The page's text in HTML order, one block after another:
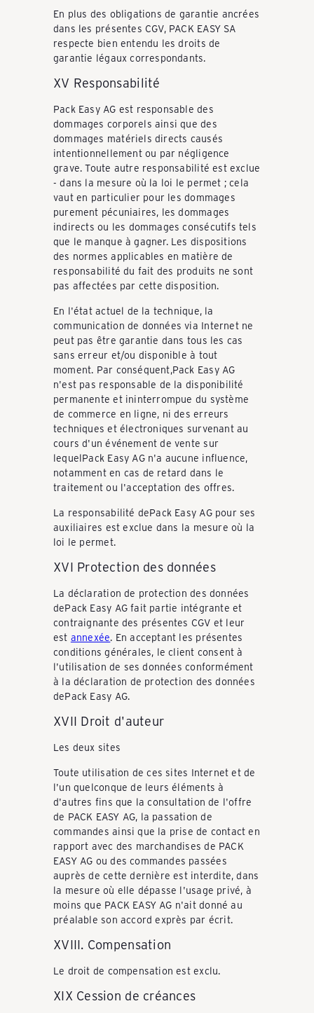
En plus des obligations de garantie ancrées
dans les présentes CGV, PACK EASY SA
respecte bien entendu les droits de
garantie légaux correspondants.
XV Responsabilité
Pack Easy AG est responsable des
dommages corporels ainsi que des
dommages matériels directs causés
intentionnellement ou par négligence
grave. Toute autre responsabilité est exclue
- dans la mesure où la loi le permet ; cela
vaut en particulier pour les dommages
purement pécuniaires, les dommages
indirects ou les dommages consécutifs tels
que le manque à gagner. Les dispositions
des normes applicables en matière de
responsabilité du fait des produits ne sont
pas affectées par cette disposition.
En l'état actuel de la technique, la
communication de données via Internet ne
peut pas être garantie dans tous les cas
sans erreur et/ou disponible à tout
moment. Par conséquent,Pack Easy AG
n'est pas responsable de la disponibilité
permanente et ininterrompue du système
de commerce en ligne, ni des erreurs
techniques et électroniques survenant au
cours d'un événement de vente sur
lequelPack Easy AG n'a aucune influence,
notamment en cas de retard dans le
traitement ou l'acceptation des offres.
La responsabilité dePack Easy AG pour ses
auxiliaires est exclue dans la mesure où la
loi le permet.
XVI Protection des données
La déclaration de protection des données
dePack Easy AG fait partie intégrante et
contraignante des présentes CGV et leur
est annexée. En acceptant les présentes
conditions générales, le client consent à
l'utilisation de ses données conformément
à la déclaration de protection des données
dePack Easy AG.
XVII Droit d'auteur
Les deux sites
Toute utilisation de ces sites Internet et de
l'un quelconque de leurs éléments à
d'autres fins que la consultation de l'offre
de PACK EASY AG, la passation de
commandes ainsi que la prise de contact en
rapport avec des marchandises de PACK
EASY AG ou des commandes passées
auprès de cette dernière est interdite, dans
la mesure où elle dépasse l'usage privé, à
moins que PACK EASY AG n'ait donné au
préalable son accord exprès par écrit.
XVIII. Compensation
Le droit de compensation est exclu.
XIX Cession de créances